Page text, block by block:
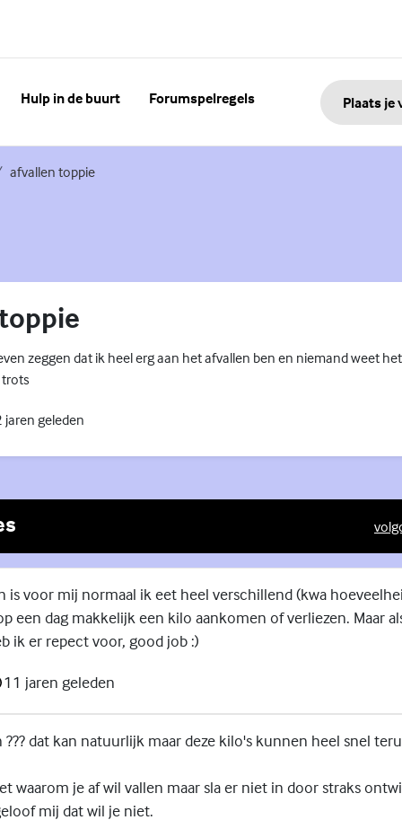
Hulp in de buurt Forumspelregels Plaats je
link)
afvallen toppie
zeggen dat ik heel erg aan het afvallen ben en niemand weet
jaren geleden
is voor mij normaal ik eet heel verschillend (kwa
een dag makkelijk een kilo aankomen of verliezen. Maar
ik er repect voor, good job :)
11 jaren geleden
dat kan natuurlijk maar deze kilo's kunnen heel snel
waarom je af wil vallen maar sla er niet in door straks
mij dat wil je niet.